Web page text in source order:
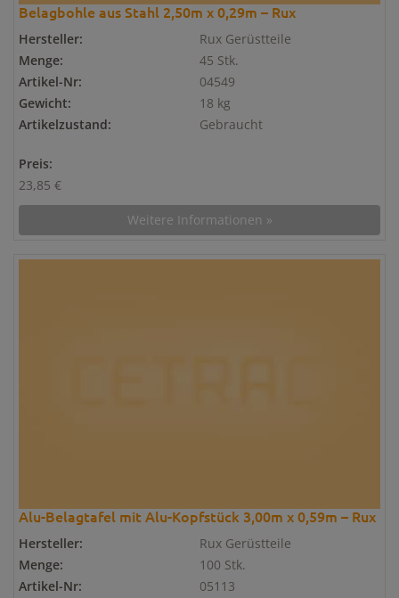
Belagbohle aus Stahl 2,50m x 0,29m – Rux
Hersteller:
Rux Gerüstteile
Menge:
45 Stk.
Artikel-Nr:
04549
Gewicht:
18 kg
Artikelzustand:
Gebraucht
Preis:
23,85 €
Weitere Informationen »
Alu-Belagtafel mit Alu-Kopfstück 3,00m x 0,59m – Rux
Hersteller:
Rux Gerüstteile
Menge:
100 Stk.
Artikel-Nr:
05113